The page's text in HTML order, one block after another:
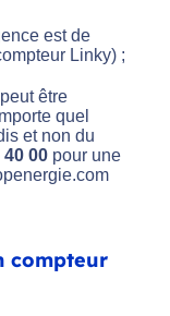
est de
Linky) ;
être
quel
et non du
40 00 pour une
compteur